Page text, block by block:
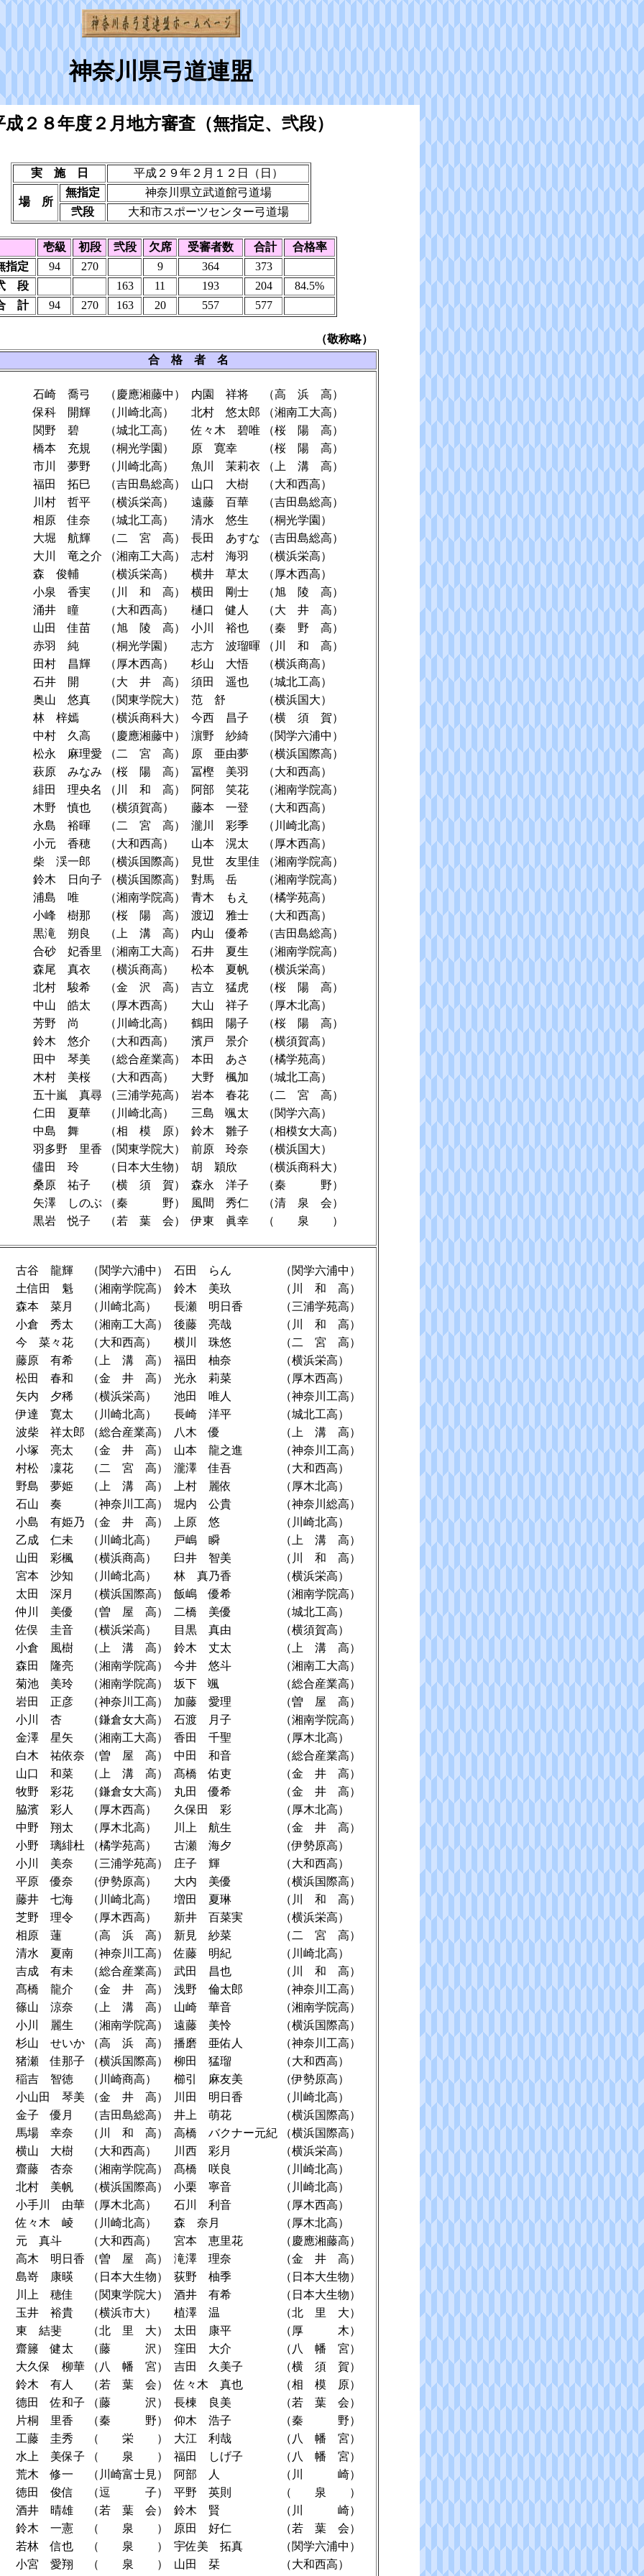
神奈川県弓道連盟
成２８年度２月地方審査（無指定、弐段）
実 施 日 平成２９年２月１２日（日）
場 所
無指定
神奈川県立武道館弓道場
弐段
大和市スポーツセンター弓道場
壱級 初段 弐段 欠席 受審者数 合計
合格率
指定
94 270 9 364
373
段
163 11 193 204
84.5%
計
94 270 163 20 557 577
（敬称略）
合 格 者 名
石崎 喬弓 （慶應湘藤中） 内園 祥将
（高 浜 高）
保科 開輝
（川崎北高） 北村 悠太郎
（湘南工大高）
関野 碧
（城北工高） 佐々木 碧唯
（桜 陽 高）
橋本 充規
（桐光学園） 原 寛幸
（桜 陽 高）
市川 夢野
（川崎北高） 魚川 茉莉衣
（上 溝 高）
福田 拓巳
（吉田島総高） 山口 大樹
（大和西高）
川村 哲平
（横浜栄高） 遠藤 百華
（吉田島総高）
相原 佳奈
（城北工高） 清水 悠生
（桐光学園）
大堀 航輝
（二 宮 高） 長田 あすな
（吉田島総高）
大川 竜之介
（湘南工大高） 志村 海羽
（横浜栄高）
森 俊輔
（横浜栄高） 横井 草太
（厚木西高）
小泉 香実
（川 和 高） 横田 剛士
（旭 陵 高）
涌井 瞳
（大和西高） 樋口 健人
（大 井 高）
山田 佳苗
（旭 陵 高） 小川 裕也
（秦 野 高）
赤羽 純
（桐光学園） 志方 波瑠暉
（川 和 高）
田村 昌輝
（厚木西高） 杉山 大悟
（横浜商高）
石井 開
（大 井 高） 須田 遥也
（城北工高）
奥山 悠真
（関東学院大） 范 舒
（横浜国大）
林 梓嫣
（横浜商科大） 今西 昌子
（横 須 賀）
中村 久高
（慶應湘藤中） 濵野 紗綺
（関学六浦中）
松永 麻理愛
（二 宮 高） 原 亜由夢
（横浜国際高）
萩原 みなみ
（桜 陽 高） 冨樫 美羽
（大和西高）
緋田 理央名
（川 和 高） 阿部 笑花
（湘南学院高）
木野 慎也
（横須賀高） 藤本 一登
（大和西高）
永島 裕暉
（二 宮 高） 瀧川 彩季
（川崎北高）
小元 香穂
（大和西高） 山本 滉太
（厚木西高）
柴 渓一郎
（横浜国際高） 見世 友里佳
（湘南学院高）
鈴木 日向子
（横浜国際高） 對馬 岳
（湘南学院高）
浦島 唯
（湘南学院高） 青木 もえ
（橘学苑高）
小峰 樹那
（桜 陽 高） 渡辺 雅士
（大和西高）
黒滝 朔良
（上 溝 高） 内山 優希
（吉田島総高）
合砂 妃香里
（湘南工大高） 石井 夏生
（湘南学院高）
森尾 真衣
（横浜商高） 松本 夏帆
（横浜栄高）
北村 駿希
（金 沢 高） 吉立 猛虎
（桜 陽 高）
中山 皓太
（厚木西高） 大山 祥子
（厚木北高）
芳野 尚
（川崎北高） 鶴田 陽子
（桜 陽 高）
鈴木 悠介
（大和西高） 濱戸 景介
（横須賀高）
田中 琴美
（総合産業高） 本田 あさ
（橘学苑高）
木村 美桜
（大和西高） 大野 楓加
（城北工高）
五十嵐 真尋
（三浦学苑高） 岩本 春花
（二 宮 高）
仁田 夏華
（川崎北高） 三島 颯太
（関学六高）
中島 舞
（相 模 原） 鈴木 雛子
（相模女大高）
羽多野 里香
（関東学院大） 前原 玲奈
（横浜国大）
儘田 玲
（日本大生物） 胡 穎欣
（横浜商科大）
桑原 祐子
（横 須 賀） 森永 洋子
（秦 野）
矢澤 しのぶ
（秦 野） 風間 秀仁
（清 泉 会）
黒岩 悦子
（若 葉 会） 伊東 眞幸 （ 泉 ）
古谷 龍輝 （関学六浦中） 石田 らん
（関学六浦中）
土信田 魁
（湘南学院高） 鈴木 美玖
（川 和 高）
森本 菜月
（川崎北高） 長瀬 明日香
（三浦学苑高）
小倉 秀太
（湘南工大高） 後藤 亮哉
（川 和 高）
今 菜々花
（大和西高） 横川 珠悠
（二 宮 高）
藤原 有希
（上 溝 高） 福田 柚奈
（横浜栄高）
松田 春和
（金 井 高） 光永 莉菜
（厚木西高）
矢内 夕稀
（横浜栄高） 池田 唯人
（神奈川工高）
伊達 寛太
（川崎北高） 長崎 洋平
（城北工高）
波柴 祥太郎
（総合産業高） 八木 優
（上 溝 高）
小塚 亮太
（金 井 高） 山本 龍之進
（神奈川工高）
村松 凜花
（二 宮 高） 瀧澤 佳吾
（大和西高）
野島 夢姫
（上 溝 高） 上村 麗依
（厚木北高）
石山 奏
（神奈川工高） 堀内 公貴
（神奈川総高）
小島 有姫乃
（金 井 高） 上原 悠
（川崎北高）
乙成 仁未
（川崎北高） 戸嶋 瞬
（上 溝 高）
山田 彩楓
（横浜商高） 臼井 智美
（川 和 高）
宮本 沙知
（川崎北高） 林 真乃香
（横浜栄高）
太田 深月
（横浜国際高） 飯嶋 優希
（湘南学院高）
仲川 美優
（曽 屋 高） 二橋 美優
（城北工高）
佐俣 圭音
（横浜栄高） 目黒 真由
（横須賀高）
小倉 風樹
（上 溝 高） 鈴木 丈太
（上 溝 高）
森田 隆亮
（湘南学院高） 今井 悠斗
（湘南工大高）
菊池 美玲
（湘南学院高） 坂下 颯
（総合産業高）
岩田 正彦
（神奈川工高） 加藤 愛理
（曽 屋 高）
小川 杏
（鎌倉女大高） 石渡 月子
（湘南学院高）
金澤 星矢
（湘南工大高） 香田 千聖
（厚木北高）
白木 祐依奈
（曽 屋 高） 中田 和音
（総合産業高）
山口 和菜
（上 溝 高） 髙橋 佑吏
（金 井 高）
牧野 彩花
（鎌倉女大高） 丸田 優希
（金 井 高）
脇濱 彩人
（厚木西高） 久保田 彩
（厚木北高）
中野 翔太
（厚木北高） 川上 航生
（金 井 高）
小野 璃緋杜
（橘学苑高） 古瀬 海夕
（伊勢原高）
小川 美奈
（三浦学苑高） 庄子 輝
（大和西高）
平原 優奈
（伊勢原高） 大内 美優
（横浜国際高）
藤井 七海
（川崎北高） 増田 夏琳
（川 和 高）
芝野 理令
（厚木西高） 新井 百菜実
（横浜栄高）
相原 蓮
（高 浜 高） 新見 紗菜
（二 宮 高）
清水 夏南
（神奈川工高） 佐藤 明紀
（川崎北高）
吉成 有未
（総合産業高） 武田 昌也
（川 和 高）
髙橋 龍介
（金 井 高） 浅野 倫太郎
（神奈川工高）
篠山 涼奈
（上 溝 高） 山崎 華音
（湘南学院高）
小川 麗生
（湘南学院高） 遠藤 美怜
（横浜国際高）
杉山 せいか
（高 浜 高） 播磨 亜佑人
（神奈川工高）
猪瀬 佳那子
（横浜国際高） 柳田 猛瑠
（大和西高）
稲吉 智徳
（川崎商高） 櫛引 麻友美
（伊勢原高）
小山田 琴美
（金 井 高） 川田 明日香
（川崎北高）
金子 優月
（吉田島総高） 井上 萌花
（横浜国際高）
馬場 幸奈
（川 和 高） 高橋 バクナー元紀
（横浜国際高）
横山 大樹
（大和西高） 川西 彩月
（横浜栄高）
齋藤 杏奈
（湘南学院高） 髙橋 咲良
（川崎北高）
北村 美帆
（横浜国際高） 小栗 寧音
（川崎北高）
小手川 由華
（厚木北高） 石川 利音
（厚木西高）
佐々木 崚
（川崎北高） 森 奈月
（厚木北高）
元 真斗
（大和西高） 宮本 恵里花
（慶應湘藤高）
高木 明日香
（曽 屋 高） 滝澤 理奈
（金 井 高）
島嵜 康暎
（日本大生物） 荻野 柚季
（日本大生物）
川上 穂佳
（関東学院大） 酒井 有希
（日本大生物）
玉井 裕貴
（横浜市大） 植澤 温
（北 里 大）
東 結斐
（北 里 大） 太田 康平
（厚 木）
齋籐 健太
（藤 沢） 窪田 大介
（八 幡 宮）
大久保 柳華
（八 幡 宮） 吉田 久美子
（横 須 賀）
鈴木 有人
（若 葉 会） 佐々木 真也
（相 模 原）
德田 佐和子
（藤 沢） 長棟 良美
（若 葉 会）
片桐 里香
（秦 野） 仰木 浩子
（秦 野）
工藤 圭秀
（ 栄 ） 大江 利哉
（八 幡 宮）
水上 美保子
（ 泉 ） 福田 しげ子
（八 幡 宮）
荒木 修一
（川崎富士見） 阿部 人
（川 崎）
徳田 俊信
（逗 子） 平野 英則
（ 泉 ）
酒井 晴雄
（若 葉 会） 鈴木 賢
（川 崎）
鈴木 一憲
（ 泉 ） 原田 好仁
（若 葉 会）
若林 信也
（ 泉 ） 宇佐美 拓真
（関学六浦中）
小宮 愛翔
（ 泉 ） 山田 栞
（大和西高）